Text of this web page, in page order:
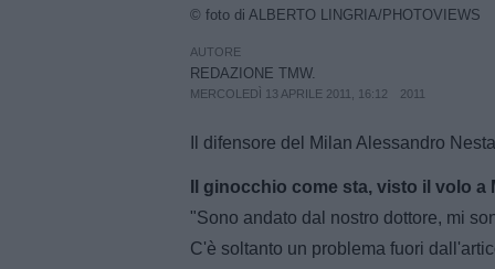
© foto di ALBERTO LINGRIA/PHOTOVIEWS
AUTORE
REDAZIONE TMW.
MERCOLEDÌ 13 APRILE 2011, 16:12 2011
Il difensore del Milan Alessandro
Il ginocchio come sta, visto il volo
"Sono andato dal nostro dottore, mi
C'è soltanto un problema fuori